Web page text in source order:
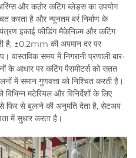
और कठोर कटिंग ब्लेड्स का उपयोग
करता है और न्यूनतम बर्र निर्माण के
इकाई फीडिंग मैकेनिज़्म और कटिंग
है, ±0.2mm की अपमान दर पर
वास्तविक समय में निगरानी प्रणाली बार-
के आधार पर कटिंग पैरामीटर्स को सतत
में समान गुणवत्ता को निश्चित करती है।
मटेरियल और विनिर्देशों के लिए
से फिर से बुलाने की अनुमति देता है, सेटअप
में सुधार करता है।